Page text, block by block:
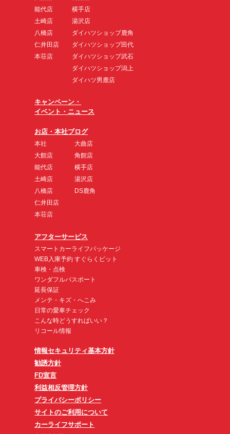
能代店
土崎店
八橋店
仁井田店
本荘店
横手店
湯沢店
ダイハツショップ鹿角
ダイハツショップ田代
ダイハツショップ武石
ダイハツショップ潟上
ダイハツ男鹿店
キャンペーン・
イベント・ニュース
お店・本社ブログ
本社
大館店
能代店
土崎店
八橋店
仁井田店
本荘店
大曲店
角館店
横手店
湯沢店
DS鹿角
アフターサービス
スマートカーライフパッケージ
WEB入庫予約 すぐらくピット
車検・点検
ワンダフルパスポート
延長保証
メンテ・キズ・へこみ
日常の愛車チェック
こんな時どうすればいい？
リコール情報
情報セキュリティ基本方針
勧誘方針
FD宣言
利益相反管理方針
プライバシーポリシー
サイトのご利用について
カーライフサポート